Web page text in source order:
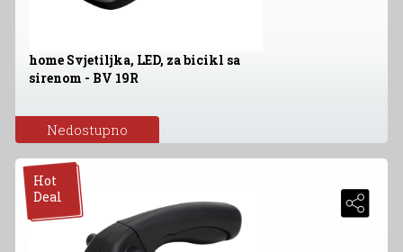
home Svjetiljka, LED, za bicikl sa
sirenom - BV 19R
Nedostupno
Hot
Deal